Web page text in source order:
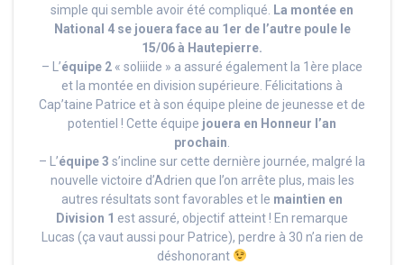
simple qui semble avoir été compliqué.
La montée en
National 4 se jouera face au 1er de l’autre poule le
15/06 à Hautepierre.
– L’équipe 2 « soliiide » a assuré également la 1ère place
et la montée en division supérieure. Félicitations à
Cap’taine Patrice et à son équipe pleine de jeunesse et de
potentiel ! Cette équipe jouera en Honneur l’an
prochain
– L’équipe 3 s’incline sur cette dernière journée, malgré la
nouvelle victoire d’Adrien que l’on arrête plus, mais les
autres résultats sont favorables et le maintien en
Division 1 est assuré, objectif atteint ! En remarque
Lucas (ça vaut aussi pour Patrice), perdre à 30 n’a rien de
déshonorant